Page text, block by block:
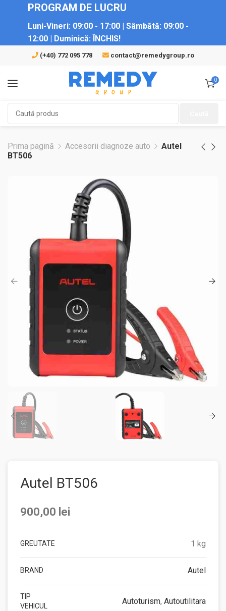
PROGRAM DE LUCRU
Luni-Vineri: 09:00 - 17:00 | Sâmbătă: 09:00 -
12:00 | Duminică: ÎNCHIS!
(+40) 772 095 778 contact@remedygroup.ro
0
Prima pagină Accesorii diagnoze auto
Autel
BT506
Autel BT506
900,00 lei
GREUTATE 1 kg
BRAND Autel
TIP
VEHICUL
Autoturism, Autoutilitara